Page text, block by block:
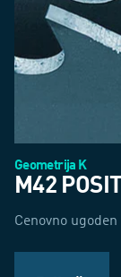
Geometrija K
M42
Cenovno